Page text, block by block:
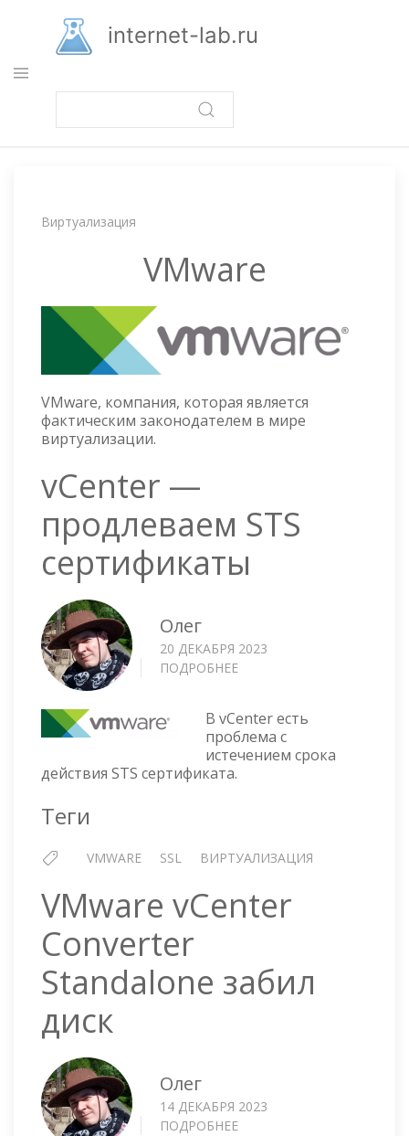
основному
содержанию
internet-lab.ru
Строка
навигации
Виртуализация
VMware
VMware, компания, которая является
фактическим законодателем в мире
виртуализации.
vCenter —
продлеваем STS
сертификаты
Олег
20 ДЕКАБРЯ 2023
ПОДРОБНЕЕ
ПРОДЛЕВАЕМ
STS
СЕРТИФИКАТЫ
В vCenter есть
проблема с
истечением срока
действия STS сертификата.
Теги
VMWARE SSL ВИРТУАЛИЗАЦИЯ
VMware vCenter
Converter
Standalone забил
диск
Олег
14 ДЕКАБРЯ 2023
ПОДРОБНЕЕ